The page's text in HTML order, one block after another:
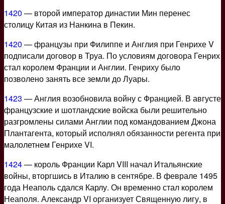
1420 — второй император династии Мин перенес
столицу Китая из Нанкина в Пекин.
1420 — французы при Филиппе и Англия при Генрихе V
подписали договор в Труа. По условиям договора Генрих
стал королем Франции и Англии. Генриху было
позволено занять все земли до Луары.
1423 — Англия возобновила войну с Францией. В августе
французские и шотландские войска были решительно
разгромлены силами Англии под командованием Джона
Плантагента, который исполнял обязанности регента при
малолетнем Генрихе VI.
1424— король Франции Карл VIII начал Итальянские
войны, вторгшись в Италию в сентябре. В феврале 1495
года Неаполь сдался Карлу. Он временно стал королем
Неаполя. Александр VI организует Священную лигу, в